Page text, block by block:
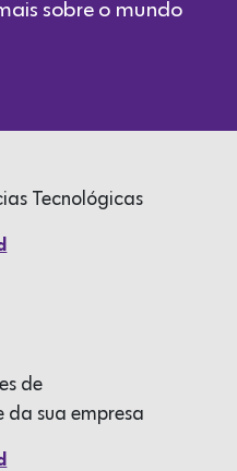
sobre o mundo
Tecnológicas
de
sua empresa